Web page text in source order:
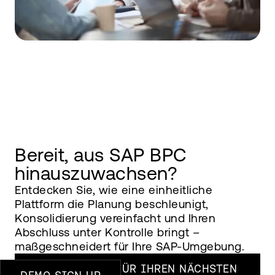
Bereit, aus SAP BPC
hinauszuwachsen?
Entdecken Sie, wie eine einheitliche
Plattform die Planung beschleunigt,
Konsolidierung vereinfacht und Ihren
Abschluss unter Kontrolle bringt –
maßgeschneidert für Ihre SAP-Umgebung.
FORDERN SIE FÜR IHREN NÄCHSTEN